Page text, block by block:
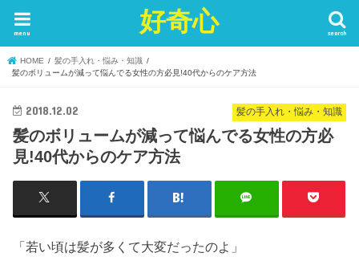
好奇心 search
menu
HOME
髪の手入れ・悩み・知識
髪のボリュームが減って悩んでる女性の方必見!40代からのケア方法
髪の手入れ・悩み・知識
2018.12.02
髪のボリュームが減って悩んでる女性の方必
見!40代からのケア方法
「若い頃は髪が多くて大変だったのよ」